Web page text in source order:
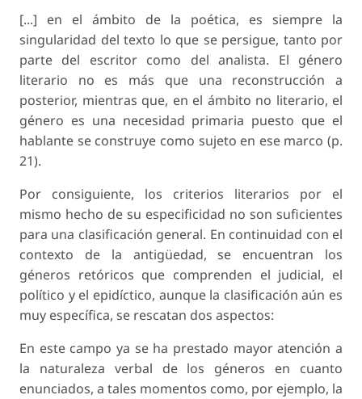
[...] en el ámbito de la poética, es siempre la
singularidad del texto lo que se persigue, tanto por
parte del escritor como del analista. El género
literario no es más que una reconstrucción a
posterior, mientras que, en el ámbito no literario, el
género es una necesidad primaria puesto que el
hablante se construye como sujeto en ese marco (p.
21).
Por consiguiente, los criterios literarios por el
mismo hecho de su especificidad no son suficientes
para una clasificación general. En continuidad con el
contexto de la antigüedad, se encuentran los
géneros retóricos que comprenden el judicial, el
político y el epidíctico, aunque la clasificación aún es
muy específica, se rescatan dos aspectos:
En este campo ya se ha prestado mayor atención a
la naturaleza verbal de los géneros en cuanto
enunciados, a tales momentos como, por ejemplo, la